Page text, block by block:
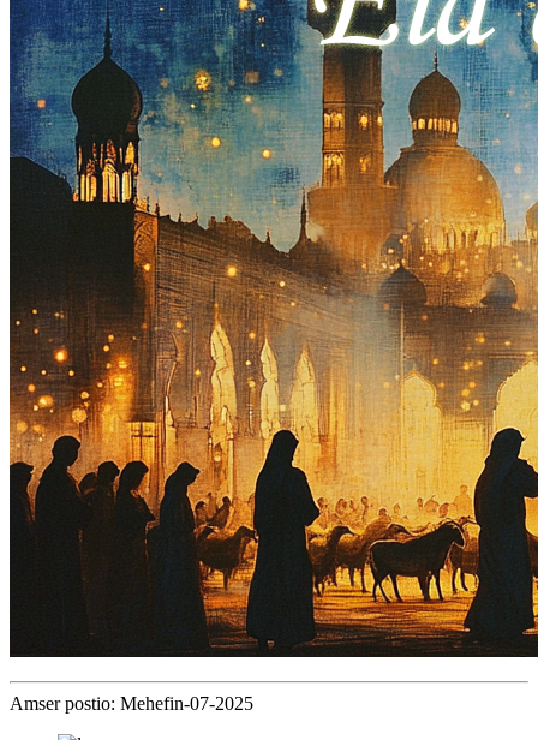
Amser postio: Mehefin-07-2025